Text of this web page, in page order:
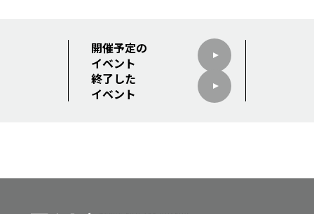
開催予定の
イベント
終了した
イベント